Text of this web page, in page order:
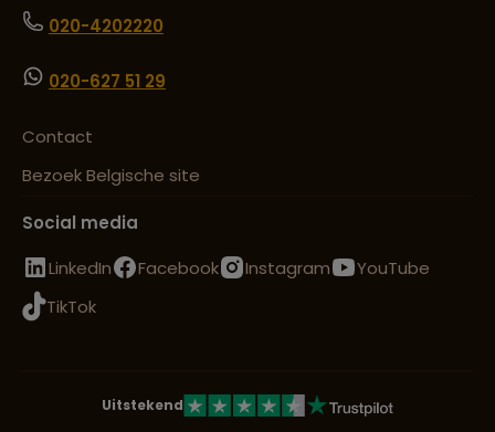
020-4202220
020-627 51 29
Contact
Bezoek Belgische site
Social media
LinkedIn
Facebook Instagram
YouTube
TikTok
Uitstekend